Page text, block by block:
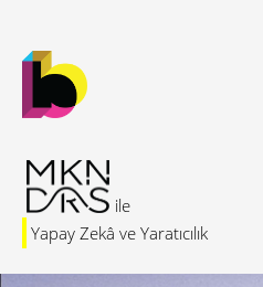
Yapay Zekâ ve Yaratıcılık